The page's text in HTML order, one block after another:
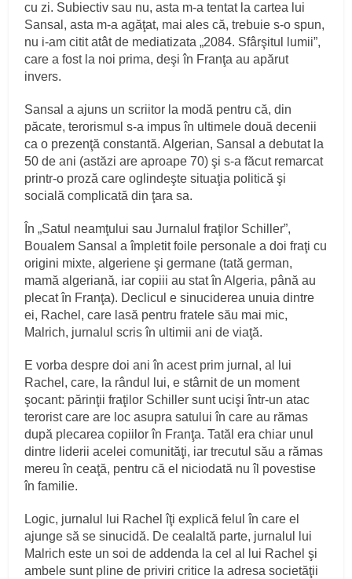
cu zi. Subiectiv sau nu, asta m-a tentat la cartea lui
Sansal, asta m-a agăţat, mai ales că, trebuie s-o spun,
nu i-am citit atât de mediatizata „2084. Sfârşitul lumii”,
care a fost la noi prima, deşi în Franţa au apărut
invers.
Sansal a ajuns un scriitor la modă pentru că, din
păcate, terorismul s-a impus în ultimele două decenii
ca o prezenţă constantă. Algerian, Sansal a debutat la
50 de ani (astăzi are aproape 70) şi s-a făcut remarcat
printr-o proză care oglindeşte situaţia politică şi
socială complicată din ţara sa.
În „Satul neamţului sau Jurnalul fraţilor Schiller”,
Boualem Sansal a împletit foile personale a doi fraţi cu
origini mixte, algeriene şi germane (tată german,
mamă algeriană, iar copiii au stat în Algeria, până au
plecat în Franţa). Declicul e sinuciderea unuia dintre
ei, Rachel, care lasă pentru fratele său mai mic,
Malrich, jurnalul scris în ultimii ani de viaţă.
E vorba despre doi ani în acest prim jurnal, al lui
Rachel, care, la rândul lui, e stârnit de un moment
şocant: părinţii fraţilor Schiller sunt ucişi într-un atac
terorist care are loc asupra satului în care au rămas
după plecarea copiilor în Franţa. Tatăl era chiar unul
dintre liderii acelei comunităţi, iar trecutul său a rămas
mereu în ceaţă, pentru că el niciodată nu îl povestise
în familie.
Logic, jurnalul lui Rachel îţi explică felul în care el
ajunge să se sinucidă. De cealaltă parte, jurnalul lui
Malrich este un soi de addenda la cel al lui Rachel şi
ambele sunt pline de priviri critice la adresa societăţii